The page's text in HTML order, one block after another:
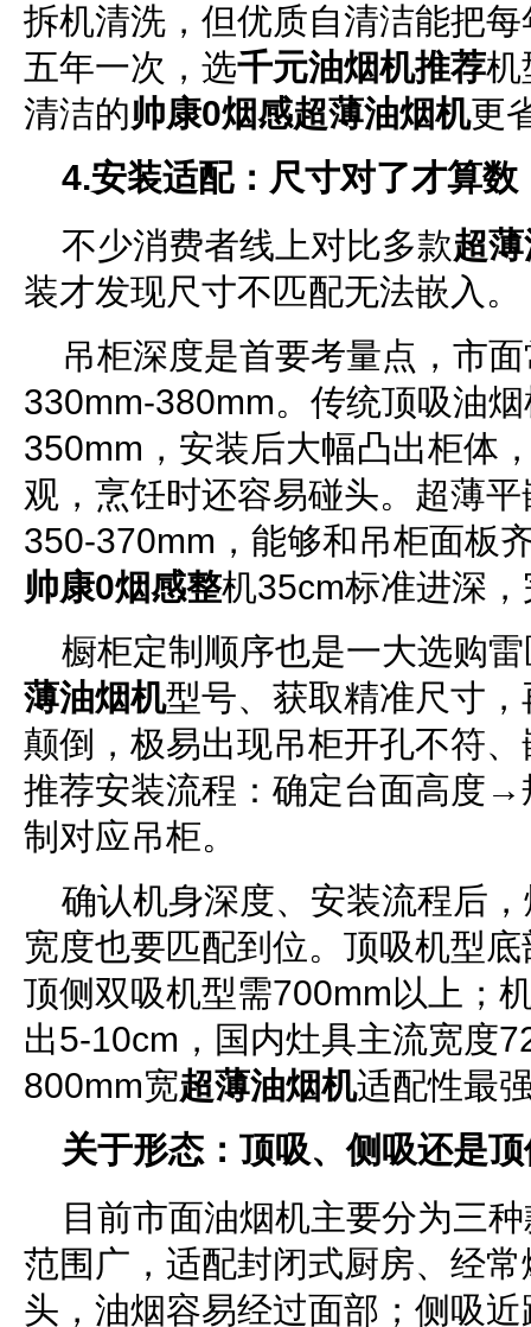
拆机清洗，但优质自清洁能把
五年一次，选千元油烟机推荐机
清洁的帅康0烟感超薄油烟机更
4.安装适配：尺寸对了才算数
不少消费者线上对比多款超
装才发现尺寸不匹配无法嵌入。
吊柜深度是首要考量点，市
330mm-380mm。传统顶吸油
350mm，安装后大幅凸出柜体
观，烹饪时还容易碰头。超薄
350-370mm，能够和吊柜面板
帅康0烟感整机35cm标准进深
橱柜定制顺序也是一大选购
薄油烟机型号、获取精准尺寸
颠倒，极易出现吊柜开孔不符
推荐安装流程：确定台面高度
制对应吊柜。
确认机身深度、安装流程后
宽度也要匹配到位。顶吸机型
顶侧双吸机型需700mm以上；
出5-10cm，国内灶具主流宽度
800mm宽超薄油烟机适配性最
关于形态：顶吸、侧吸还是顶
目前市面油烟机主要分为三
范围广，适配封闭式厨房、经
头，油烟容易经过面部；侧吸